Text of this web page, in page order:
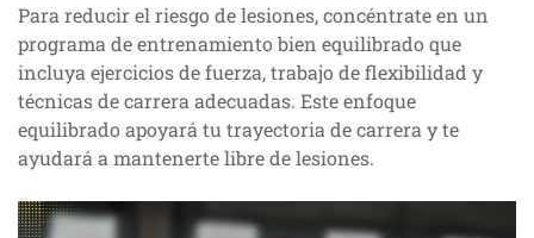
Para reducir el riesgo de lesiones, concéntrate en un
programa de entrenamiento bien equilibrado que
incluya ejercicios de fuerza, trabajo de flexibilidad y
técnicas de carrera adecuadas. Este enfoque
equilibrado apoyará tu trayectoria de carrera y te
ayudará a mantenerte libre de lesiones.